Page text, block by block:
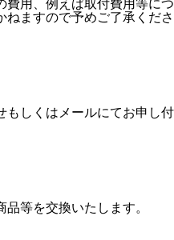
費用、例えば取付費用等につ
ねますので予めご了承くださ
もしくはメールにてお申し付
等を交換いたします。